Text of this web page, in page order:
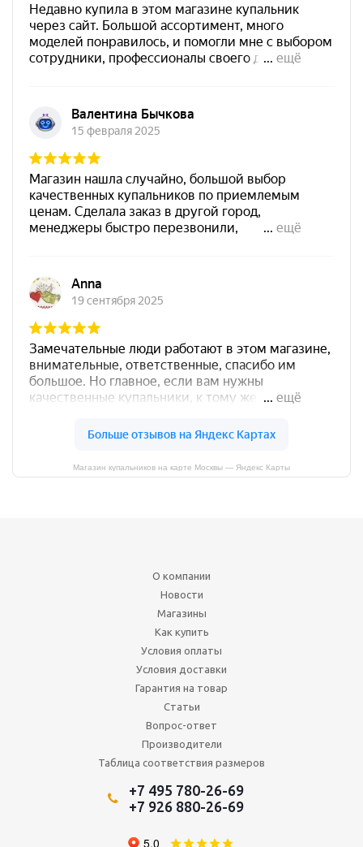
Магазин купальников на карте Москвы — Яндекс Карты
О компании
Новости
Магазины
Как купить
Условия оплаты
Условия доставки
Гарантия на товар
Статьи
Вопрос-ответ
Производители
Таблица соответствия размеров
+7 495 780-26-69
+7 926 880-26-69